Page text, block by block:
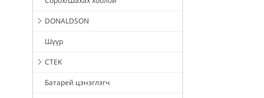
DONALDSON
Шүүр
CTEK
Батарей цэнэглэгч